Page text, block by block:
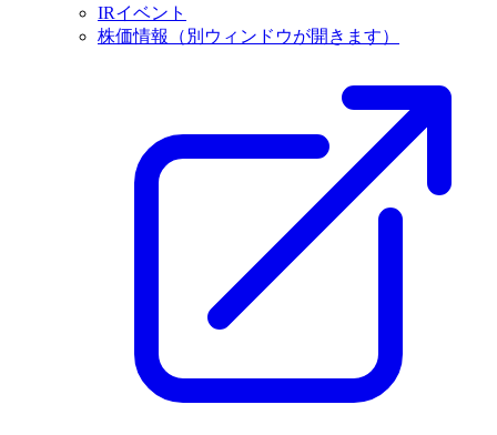
IRイベント
株価情報
（別ウィンドウが開きます）